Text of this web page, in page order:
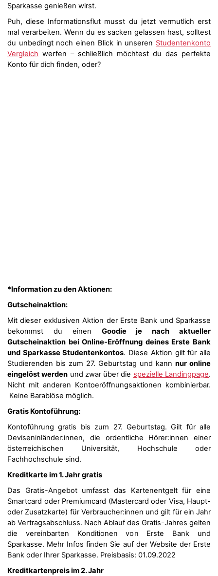
Sparkasse genießen wirst.
Puh, diese Informationsflut musst du jetzt vermutlich erst
mal verarbeiten. Wenn du es sacken gelassen hast, solltest
du unbedingt noch einen Blick in unseren Studentenkonto
Vergleich werfen – schließlich möchtest du das perfekte
Konto für dich finden, oder?
*Information zu den Aktionen:
Gutscheinaktion:
Mit dieser exklusiven Aktion der Erste Bank und Sparkasse
bekommst du einen Goodie je nach aktueller
Gutscheinaktion bei Online-Eröffnung deines Erste Bank
und Sparkasse Studentenkontos. Diese Aktion gilt für alle
Studierenden bis zum 27. Geburtstag und kann nur online
eingelöst werden und zwar über die spezielle Landingpage.
Nicht mit anderen Kontoeröffnungsaktionen kombinierbar.
Keine Barablöse möglich.
Gratis Kontoführung:
Kontoführung gratis bis zum 27. Geburtstag. Gilt für alle
Deviseninländer:innen, die ordentliche Hörer:innen einer
österreichischen Universität, Hochschule oder
Fachhochschule sind.
Kreditkarte im 1. Jahr gratis
Das Gratis-Angebot umfasst das Kartenentgelt für eine
Smartcard oder Premiumcard (Mastercard oder Visa, Haupt-
oder Zusatzkarte) für Verbraucher:innen und gilt für ein Jahr
ab Vertragsabschluss. Nach Ablauf des Gratis-Jahres gelten
die vereinbarten Konditionen von Erste Bank und
Sparkasse. Mehr Infos finden Sie auf der Website der Erste
Bank oder Ihrer Sparkasse. Preisbasis: 01.09.2022
Kreditkartenpreis im 2. Jahr